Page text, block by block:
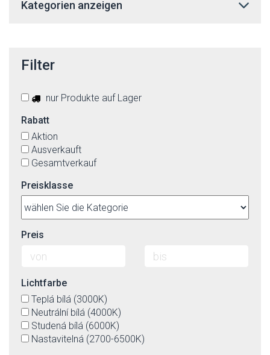
Kategorien anzeigen
Filter
nur Produkte auf Lager
Rabatt
Aktion
Ausverkauft
Gesamtverkauf
Preisklasse
Preis
Lichtfarbe
Teplá bílá (3000K)
Neutrální bílá (4000K)
Studená bílá (6000K)
Nastavitelná (2700-6500K)